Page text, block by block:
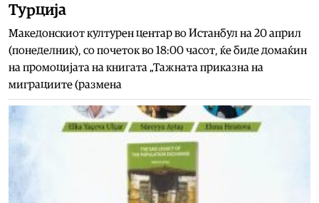
Турција
Македонскиот културен центар во Истанбул на 20 април
(понеделник), со почеток во 18:00 часот, ќе биде домаќин
на промоцијата на книгата „Тажната приказна на
миграциите (размена